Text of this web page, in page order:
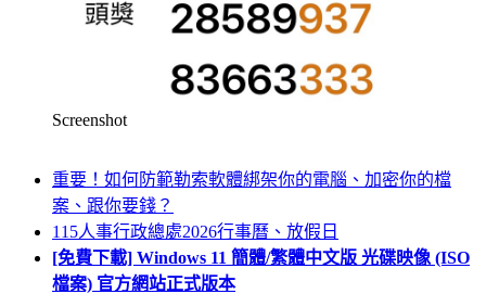
Screenshot
重要！如何防範勒索軟體綁架你的電腦、加密你的檔
案、跟你要錢？
115人事行政總處2026行事曆、放假日
[免費下載] Windows 11 簡體/繁體中文版 光碟映像 (ISO
檔案) 官方網站正式版本